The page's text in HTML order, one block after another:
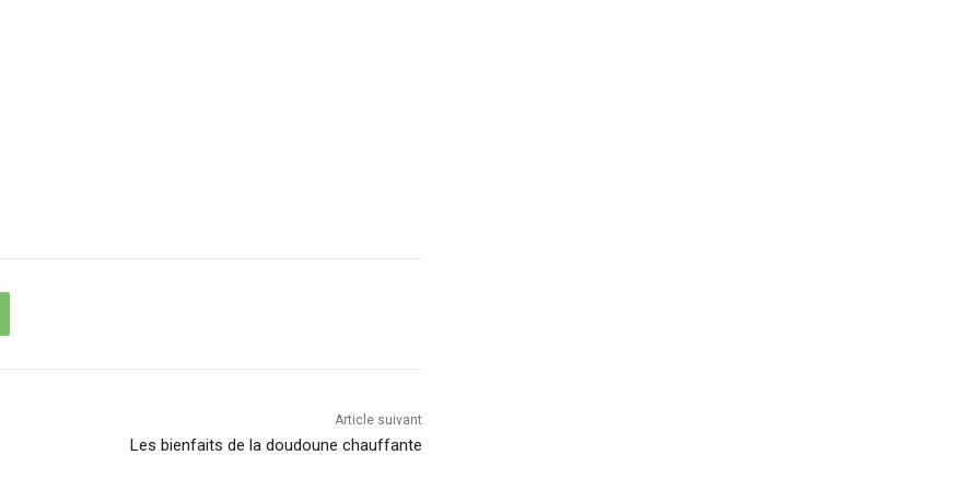
Article suivant
Les bienfaits de la doudoune chauffante